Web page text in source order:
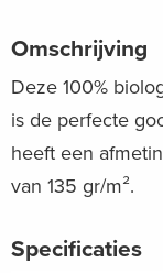
Omschrijving
Deze 100%
is de perfecte
heeft een
van 135 gr/m².
Specificaties